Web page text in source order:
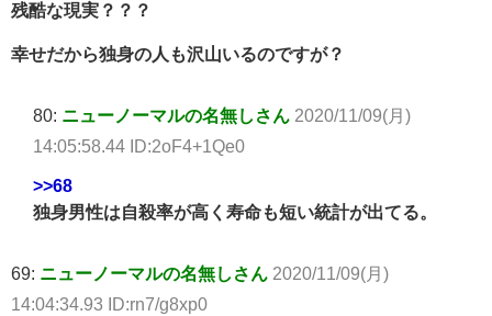
残酷な現実？？？
幸せだから独身の人も沢山いるのですが？
80: ニューノーマルの名無しさん 2020/11/09(月)
14:05:58.44 ID:2oF4+1Qe0
>>68
独身男性は自殺率が高く寿命も短い統計が出てる。
69: ニューノーマルの名無しさん 2020/11/09(月)
14:04:34.93 ID:rn7/g8xp0